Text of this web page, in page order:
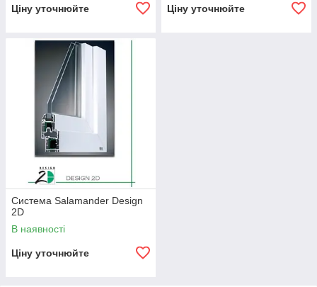
Ціну уточнюйте Ціну уточнюйте
Система Salamander Design
2D
В наявності
Ціну уточнюйте